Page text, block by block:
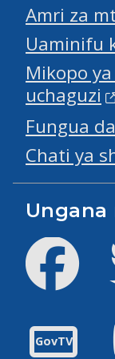
Amri za
Uaminifu
Mikopo
uchaguzi
Fungua
Chati ya
Ungana
GovTV